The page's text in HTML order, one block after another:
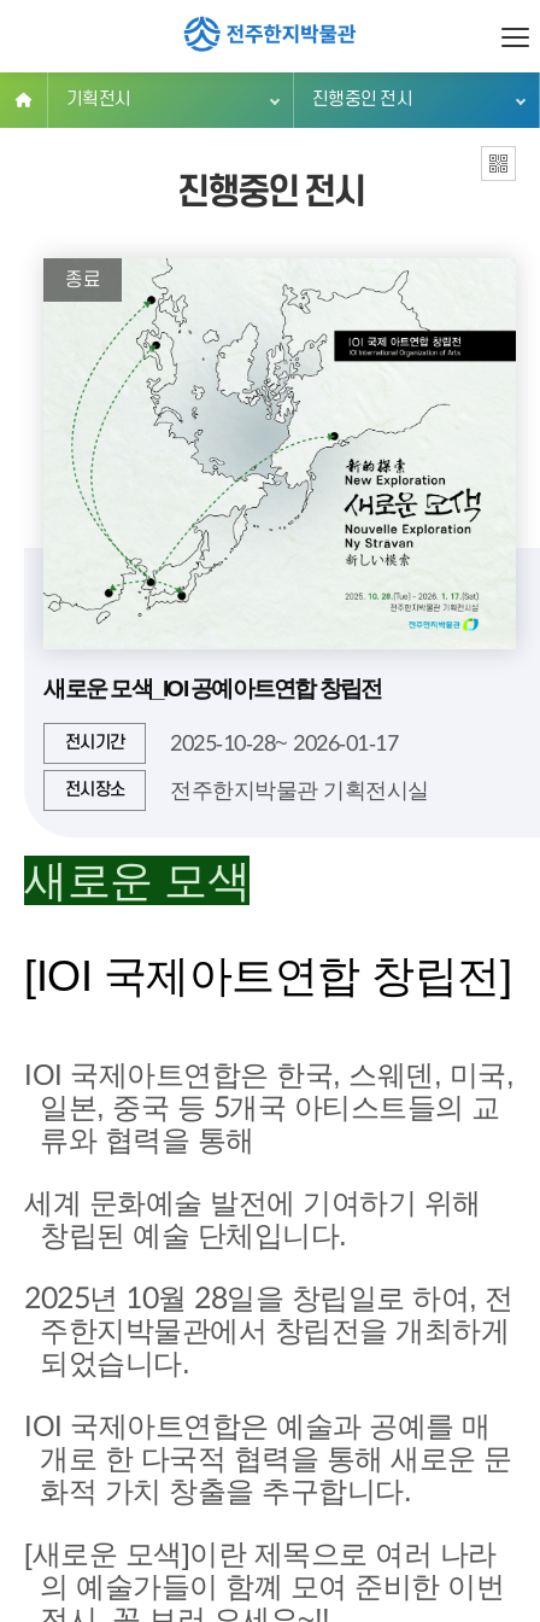
기획전시 진행중인 전시
진행중인 전시
종료
새로운 모색_IOI 공예아트연합 창립전
전시기간 2025-10-28~ 2026-01-17
전시장소 전주한지박물관 기획전시실
새로운 모색
[IOI 국제아트연합 창립전]
IOI 국제아트연합은 한국, 스웨덴, 미국,
일본, 중국 등 5개국 아티스트들의 교
류와 협력을 통해
세계 문화예술 발전에 기여하기 위해
창립된 예술 단체입니다.
2025년 10월 28일을 창립일로 하여, 전
주한지박물관에서 창립전을 개최하게
되었습니다.
IOI 국제아트연합은 예술과 공예를 매
개로 한 다국적 협력을 통해 새로운 문
화적 가치 창출을 추구합니다.
[새로운 모색]이란 제목으로 여러 나라
의 예술가들이 함꼐 모여 준비한 이번